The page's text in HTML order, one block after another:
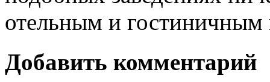
отельным и гостиничным
Добавить комментарий